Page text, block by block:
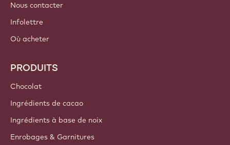
Nous contacter
Infolettre
Où acheter
PRODUITS
Chocolat
Ingrédients de cacao
Ingrédients à base de noix
Enrobages & Garnitures